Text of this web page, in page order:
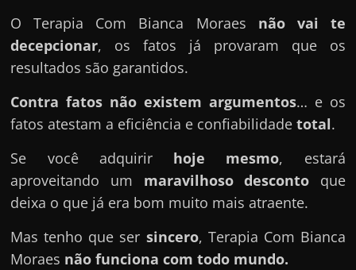
O Terapia Com Bianca Moraes não vai te
decepcionar, os fatos já provaram que os
resultados são garantidos.
Contra fatos não existem argumentos… e os
fatos atestam a eficiência e confiabilidadetotal.
Se você adquirir hoje mesmo, estará
aproveitando um maravilhoso desconto que
deixa o que já era bom muito mais atraente.
Mas tenho que ser sincero, Terapia Com Bianca
Moraes não funciona com todo mundo.